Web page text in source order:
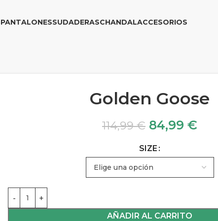
PANTALONESSUDADERASCHANDALACCESORIOS
Golden Goose
114,99€ 84,99 €
SIZE
AÑADIR AL CARRITO